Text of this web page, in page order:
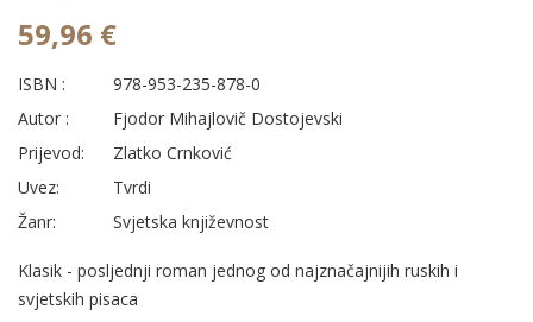
59,96 €
ISBN :
978-953-235-878-0
Autor :
Fjodor Mihajlovič Dostojevski
Prijevod:
Zlatko Crnković
Uvez:
Tvrdi
Žanr:
Svjetska književnost
Klasik - posljednji roman jednog od najznačajnijih ruskih i
svjetskih pisaca